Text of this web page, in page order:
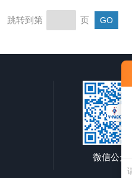
跳转到第 页
微信公众号